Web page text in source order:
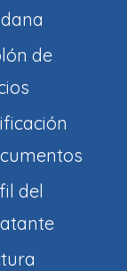
de
del